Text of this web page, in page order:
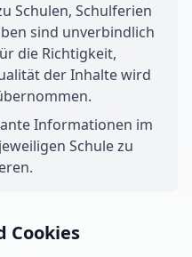
Schulen, Schulferien
sind unverbindlich
die Richtigkeit,
der Inhalte wird
Informationen im
Schule zu
Cookies